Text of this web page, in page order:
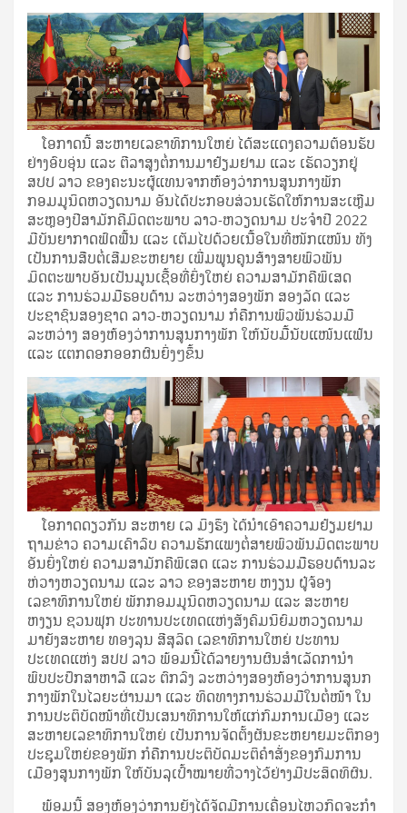
ໂອກາດນີ້ ສະຫາຍເລຂາທິການໃຫຍ່ ໄດ້ສະແດງຄວາມຕ້ອນຮັບ
ຢ່າງອົບອຸ່ນ ແລະ ຕີລາສູງຕໍ່ການມາຢ້ຽມຢາມ ແລະ ເຮັດວຽກຢູ່
ສປປ ລາວ ຂອງຄະນະຜູ້ແທນຈາກຫ້ອງວ່າການສູນກາງພັກ
ກອມມູນິດຫວຽດນາມ ອັນໄດ້ປະກອບສ່ວນເຮັດໃຫ້ການສະເຫຼີມ
ສະຫຼອງປີສາມັກຄີມິດຕະພາບ ລາວ-ຫວຽດນາມ ປະຈຳປີ 2022
ມີບັນຍາກາດຟົດຟື້ນ ແລະ ເຕັມໄປດ້ວຍເນື້ອໃນທີ່ໜັກແໜ້ນ ທັງ
ເປັນການສືບຕໍ່ເສີມຂະຫຍາຍ ເພີ່ມພູນຄູນສ້າງສາຍພົວພັນ
ມິດຕະພາບອັນເປັນມູນເຊື້ອທີ່ຍິ່ງໃຫຍ່ ຄວາມສາມັກຄີພິເສດ
ແລະ ການຮ່ວມມືຮອບດ້ານ ລະຫວ່າງສອງພັກ ສອງລັດ ແລະ
ປະຊາຊົນສອງຊາດ ລາວ-ຫວຽດນາມ ກໍຄືການພົວພັນຮ່ວມມື
ລະຫວ່າງ ສອງຫ້ອງວ່າການສູນກາງພັກ ໃຫ້ນັບມື້ນັບແໜ້ນແຟ້ນ
ແລະ ແຕກດອກອອກຜົນຍິ່ງໆຂຶ້ນ
ໂອກາດດຽວກັນ ສະຫາຍ ເລ ມິງຮຶງ ໄດ້ນໍາເອົາຄວາມຢ້ຽມຢາມ
ຖາມຂ່າວ ຄວາມເຄົາລົບ ຄວາມຮັກແພງຕໍ່ສາຍພົວພັນມິດຕະພາບ
ອັນຍິ່ງໃຫຍ່ ຄວາມສາມັກຄີພິເສດ ແລະ ການຮ່ວມມືຮອບດ້ານລະ
ຫ່ວາງຫວຽດນາມ ແລະ ລາວ ຂອງສະຫາຍ ຫງຽນ ຝູ໋ຈ້ອງ
ເລຂາທິການໃຫຍ່ ພັກກອມມູນິດຫວຽດນາມ ແລະ ສະຫາຍ
ຫງຽນ ຊວນຟຸກ ປະທານປະເທດແຫ່ງສັງຄົມນິຍົມຫວຽດນາມ
ມາຍັງສະຫາຍ ທອງລຸນ ສີສຸລິດ ເລຂາທິການໃຫຍ່ ປະທານ
ປະເທດແຫ່ງ ສປປ ລາວ ພ້ອມນີ້ໄດ້ລາຍງານຜົນສຳເລັດການຳ
ພົບປະປຶກສາຫາລື ແລະ ຕົກລົງ ລະຫວ່າງສອງຫ້ອງວ່າການສູນກ
ກາງພັກໃນໄລຍະຜ່ານມາ ແລະ ທິດທາງການຮ່ວມມືໃນຕໍ່ໜ້າ ໃນ
ການປະຕິບັດໜ້າທີ່ເປັນເສນາທິການໃຫ້ແກ່ກົມການເມືອງ ແລະ
ສະຫາຍເລຂາທິການໃຫຍ່ ເປັນການຈັດຕັ້ງຜັນຂະຫຍາຍມະຕິກອງ
ປະຊຸມໃຫຍ່ຂອງພັກ ກໍຄືການປະຕິບັດມະຕິຄຳສັ່ງຂອງກົມການ
ເມືອງສູນກາງພັກ ໃຫ້ບັນລຸເປົ້າໝາຍທີ່ວາງໄວ້ຢ່າງມີປະສິດທິຜົນ.
ພ້ອມນີ້ ສອງຫ້ອງວ່າການຍັງໄດ້ຈັດມີການເຄື່ອນໄຫວກິດຈະກໍາ